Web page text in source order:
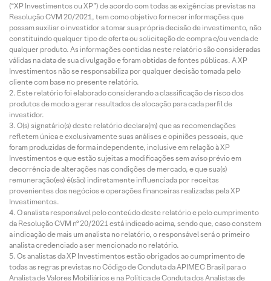
(“XP Investimentos ou XP”) de acordo com todas as exigências previstas na
Resolução CVM 20/2021, tem como objetivo fornecer informações que
possam auxiliar o investidor a tomar sua própria decisão de investimento, não
constituindo qualquer tipo de oferta ou solicitação de compra e/ou venda de
qualquer produto. As informações contidas neste relatório são consideradas
válidas na data de sua divulgação e foram obtidas de fontes públicas. A XP
Investimentos não se responsabiliza por qualquer decisão tomada pelo
cliente com base no presente relatório.
Este relatório foi elaborado considerando a classificação de risco dos
produtos de modo a gerar resultados de alocação para cada perfil de
investidor.
O(s) signatário(s) deste relatório declara(m) que as recomendações
refletem única e exclusivamente suas análises e opiniões pessoais, que
foram produzidas de forma independente, inclusive em relação à XP
Investimentos e que estão sujeitas a modificações sem aviso prévio em
decorrência de alterações nas condições de mercado, e que sua(s)
remuneração(es) é(são) indiretamente influenciada por receitas
provenientes dos negócios e operações financeiras realizadas pela XP
Investimentos.
O analista responsável pelo conteúdo deste relatório e pelo cumprimento
da Resolução CVM nº 20/2021 está indicado acima, sendo que, caso constem
a indicação de mais um analista no relatório, o responsável será o primeiro
analista credenciado a ser mencionado no relatório.
Os analistas da XP Investimentos estão obrigados ao cumprimento de
todas as regras previstas no Código de Conduta da APIMEC Brasil para o
Analista de Valores Mobiliários e na Política de Conduta dos Analistas de